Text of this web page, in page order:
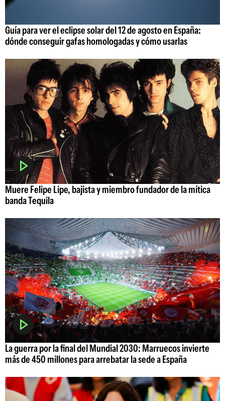
Guía para ver el eclipse solar del 12 de agosto en España:
dónde conseguir gafas homologadas y cómo usarlas
Muere Felipe Lipe, bajista y miembro fundador de la mítica
banda Tequila
La guerra por la final del Mundial 2030: Marruecos invierte
más de 450 millones para arrebatar la sede a España